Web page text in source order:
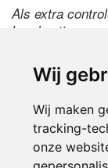
Wij
Wij maken
tracking-
onze
Als extra
handmatige
de code te